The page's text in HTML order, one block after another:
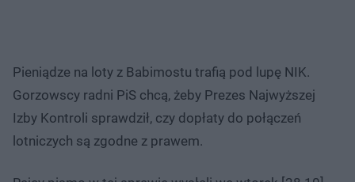
Pieniądze na loty z Babimostu trafią pod lupę NIK.
Gorzowscy radni PiS chcą, żeby Prezes Najwyższej
Izby Kontroli sprawdził, czy dopłaty do połączeń
lotniczych są zgodne z prawem.